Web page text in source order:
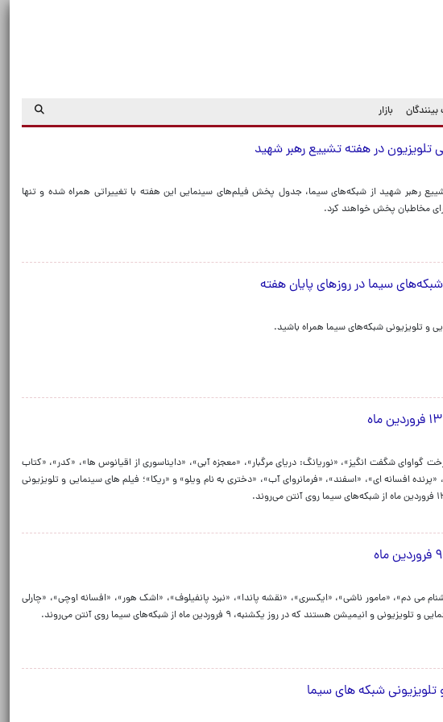
بازار
تلویزیون در هفته تشییع رهبر شهید
رهبر شهید از شبکه‌های سیما، جدول پخش فیلم‌های سینمایی این هفته با تغییراتی همراه شده و تنها
مخاطبان پخش خواهند کرد.
سیما در روز‌های پایان هفته
و تلویزیونی شبکه‌های سیما همراه باشید.
گواوای شگفت انگیز»، «نوریانگ: دریای مرگبار»، «معجزه آبی»، «دایناسوری از اقیانوس ها»، «کدر»، «کتاب
افسانه ای»، «اسفند»، «فرمانروای آب»، «دختری به نام ویلو» و «ریکا»؛ فیلم های‌ سینمایی و تلویزیونی
«پسر دلفینی ۱»، «من دشنام می دم»، «مامور ناشی»، «ایکسری»، «نقشه پاندا»، «نبرد پانفیلوف»، «اشک هور»، «افسانه اوچی»، «چارلی
هستند که در روز یکشنبه، ۹ فروردین ماه از شبکه‌های سیما روی آنتن می‌روند.
شبکه های سیما